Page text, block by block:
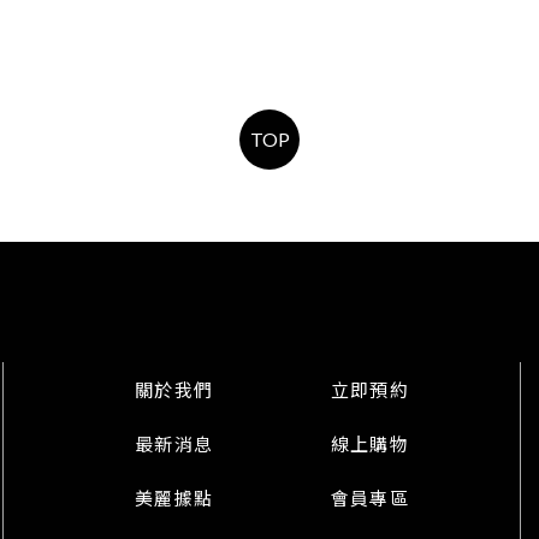
TOP
關於我們 立即預約
最新消息 線上購物
美麗據點 會員專區